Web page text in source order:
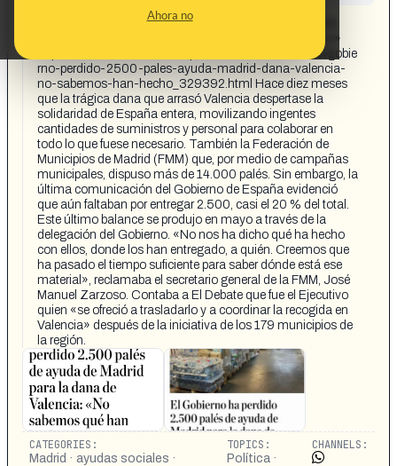
Ahora no
El Gobierno ha perdido 2.500 palés de ayuda de Madrid
para la dana de Valencia: «No sabemos qué han hecho»
https://www.eldebate.com/espana/madrid/20250829/gobie
rno-perdido-2500-pales-ayuda-madrid-dana-valencia-
no-sabemos-han-hecho_329392.html Hace diez meses
que la trágica dana que arrasó Valencia despertase la
solidaridad de España entera, movilizando ingentes
cantidades de suministros y personal para colaborar en
todo lo que fuese necesario. También la Federación de
Municipios de Madrid (FMM) que, por medio de campañas
municipales, dispuso más de 14.000 palés. Sin embargo, la
última comunicación del Gobierno de España evidenció
que aún faltaban por entregar 2.500, casi el 20 % del total.
Este último balance se produjo en mayo a través de la
delegación del Gobierno. «No nos ha dicho qué ha hecho
con ellos, donde los han entregado, a quién. Creemos que
ha pasado el tiempo suficiente para saber dónde está ese
material», reclamaba el secretario general de la FMM, José
Manuel Zarzoso. Contaba a El Debate que fue el Ejecutivo
quien «se ofreció a trasladarlo y a coordinar la recogida en
Valencia» después de la iniciativa de los 179 municipios de
la región.
CATEGORIES:
Madrid · ayudas sociales ·
TOPICS:
Política ·
CHANNELS: